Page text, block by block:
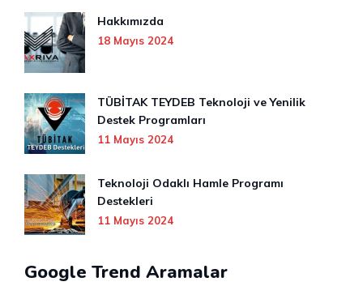
Hakkımızda
18 Mayıs 2024
TÜBİTAK TEYDEB Teknoloji ve Yenilik
Destek Programları
11 Mayıs 2024
Teknoloji Odaklı Hamle Programı
Destekleri
11 Mayıs 2024
Google Trend Aramalar